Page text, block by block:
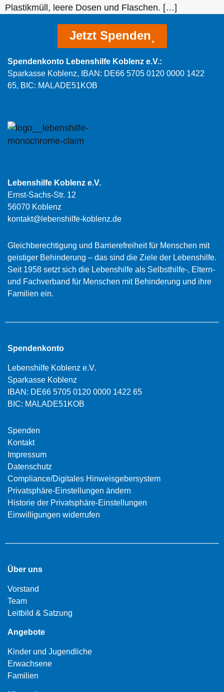
Plastikmüll, leere Dosen und Flaschen. […]
Jetzt Spenden
Spendenkonto Lebenshilfe Koblenz e.V.:
Sparkasse Koblenz, IBAN: DE66 5705 0120 0000 1422
65, BIC: MALADE51KOB
Lebenshilfe Koblenz e.V.
Ernst-Sachs-Str. 12
56070 Koblenz
kontakt@lebenshilfe-koblenz.de
Gleichberechtigung und Barrierefreiheit für Menschen mit
geistiger Behinderung – das sind die Ziele der Lebenshilfe.
Seit 1958 setzt sich die Lebenshilfe als Selbsthilfe-, Eltern-
und Fachverband für Menschen mit Behinderung und ihre
Familien ein.
Spendenkonto
Lebenshilfe Koblenz e.V.
Sparkasse Koblenz
IBAN: DE66 5705 0120 0000 1422 65
BIC: MALADE51KOB
Spenden
Kontakt
Impressum
Datenschutz
Compliance/Digitales Hinweisgebersystem
Privatsphäre-Einstellungen ändern
Historie der Privatsphäre-Einstellungen
Einwilligungen widerrufen
Über uns
Vorstand
Team
Leitbild & Satzung
Angebote
Kinder und Jugendliche
Erwachsene
Familien